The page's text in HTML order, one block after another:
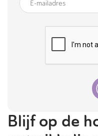
Blijf op de